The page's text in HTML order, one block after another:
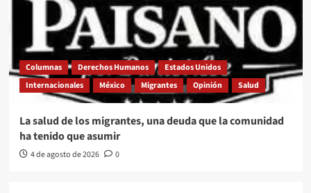
Columnas Derechos Humanos
Estados Unidos
Internacionales
México Migrantes Opinión Salud
La salud de los migrantes, una deuda que la comunidad
ha tenido que asumir
4 de agosto de 2026 0